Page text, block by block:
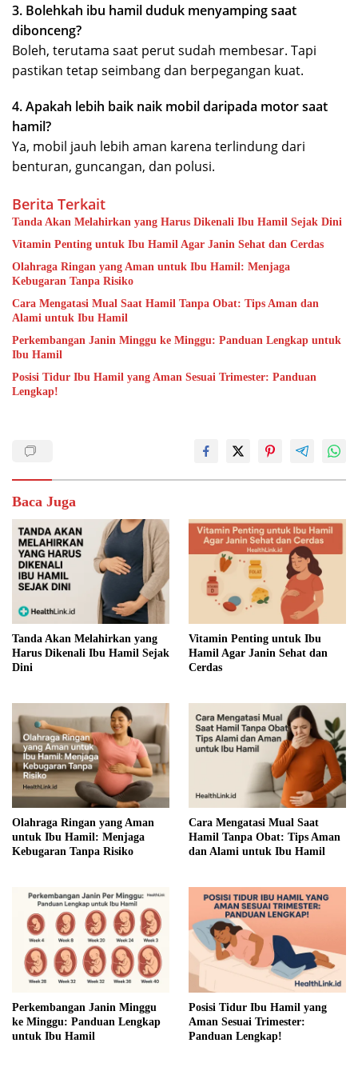
3. Bolehkah ibu hamil duduk menyamping saat
dibonceng?
Boleh, terutama saat perut sudah membesar. Tapi
pastikan tetap seimbang dan berpegangan kuat.
4. Apakah lebih baik naik mobil daripada motor saat
hamil?
Ya, mobil jauh lebih aman karena terlindung dari
benturan, guncangan, dan polusi.
Berita Terkait
Tanda Akan Melahirkan yang Harus Dikenali Ibu Hamil Sejak Dini
Vitamin Penting untuk Ibu Hamil Agar Janin Sehat dan Cerdas
Olahraga Ringan yang Aman untuk Ibu Hamil: Menjaga
Kebugaran Tanpa Risiko
Cara Mengatasi Mual Saat Hamil Tanpa Obat: Tips Aman dan
Alami untuk Ibu Hamil
Perkembangan Janin Minggu ke Minggu: Panduan Lengkap untuk
Ibu Hamil
Posisi Tidur Ibu Hamil yang Aman Sesuai Trimester: Panduan
Lengkap!
Baca Juga
Tanda Akan Melahirkan yang
Harus Dikenali Ibu Hamil Sejak
Dini
Vitamin Penting untuk Ibu
Hamil Agar Janin Sehat dan
Cerdas
Olahraga Ringan yang Aman
untuk Ibu Hamil: Menjaga
Kebugaran Tanpa Risiko
Cara Mengatasi Mual Saat
Hamil Tanpa Obat: Tips Aman
dan Alami untuk Ibu Hamil
Perkembangan Janin Minggu
ke Minggu: Panduan Lengkap
untuk Ibu Hamil
Posisi Tidur Ibu Hamil yang
Aman Sesuai Trimester:
Panduan Lengkap!